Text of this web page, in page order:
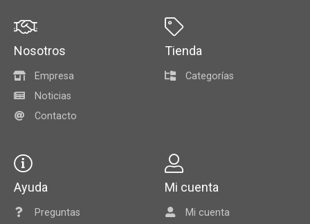
Nosotros
Empresa
Noticias
Contacto
Tienda
Categorías
Ayuda
Preguntas
Mi cuenta
Mi cuenta